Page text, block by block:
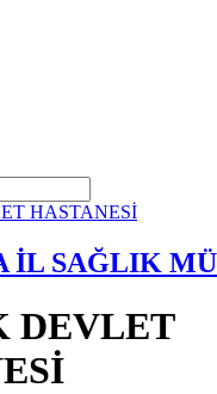
İL SAĞLIK
DEVLET